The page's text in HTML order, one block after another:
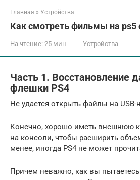
Главная » Устройства
Как смотреть фильмы на ps5
На чтение: 25 мин Устройства
Часть 1. Восстановление
флешки PS4
Не удается открыть файлы на USB-
Конечно, хорошо иметь внешнюю
на консоли, чтобы расширить
менее, иногда PS4 не может
Причем неважно, как вы